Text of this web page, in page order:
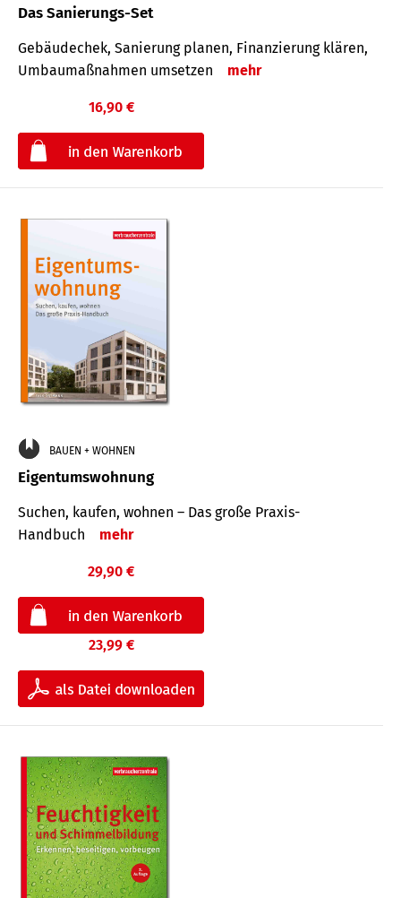
Das Sanierungs-Set
Gebäudechek, Sanierung planen, Finanzierung klären,
Umbaumaßnahmen umsetzen
mehr
16,90 €
BAUEN + WOHNEN
Eigentumswohnung
Suchen, kaufen, wohnen – Das große Praxis-
Handbuch
mehr
29,90 €
23,99 €